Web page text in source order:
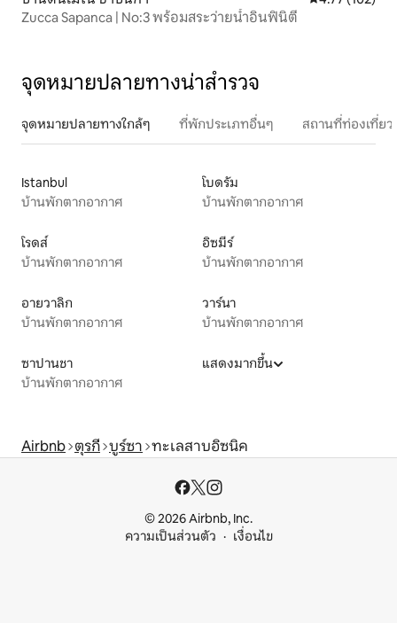
Zucca Sapanca | No:3 พร้อมสระว่ายน้ำอินฟินิตี้
จุดหมายปลายทางน่าสำรวจ
จุดหมายปลายทางใกล้ๆ ที่พักประเภทอื่นๆ สถานที่ท่องเที่ย
Istanbul
บ้านพักตากอากาศ
โบดรัม
บ้านพักตากอากาศ
โรดส์
บ้านพักตากอากาศ
อิซมีร์
บ้านพักตากอากาศ
อายวาลิก
บ้านพักตากอากาศ
วาร์นา
บ้านพักตากอากาศ
ซาปานชา
บ้านพักตากอากาศ
แสดงมากขึ้น
Airbnb ตุรกี บูร์ซา ทะเลสาบอิซนิค
© 2026 Airbnb, Inc.
ความเป็นส่วนตัว
เงื่อนไข